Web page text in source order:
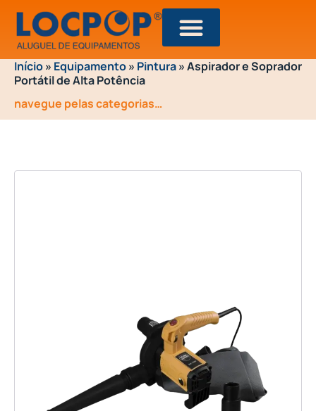
Início» Equipamento» Pintura»Aspirador e Soprador
Portátil de Alta Potência
navegue pelas categorias…